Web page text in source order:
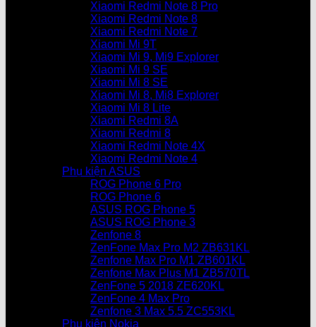
Xiaomi Redmi Note 8 Pro
Xiaomi Redmi Note 8
Xiaomi Redmi Note 7
Xiaomi Mi 9T
Xiaomi Mi 9, Mi9 Explorer
Xiaomi Mi 9 SE
Xiaomi Mi 8 SE
Xiaomi Mi 8, Mi8 Explorer
Xiaomi Mi 8 Lite
Xiaomi Redmi 8A
Xiaomi Redmi 8
Xiaomi Redmi Note 4X
Xiaomi Redmi Note 4
Phụ kiện ASUS
ROG Phone 6 Pro
ROG Phone 6
ASUS ROG Phone 5
ASUS ROG Phone 3
Zenfone 8
ZenFone Max Pro M2 ZB631KL
Zenfone Max Pro M1 ZB601KL
Zenfone Max Plus M1 ZB570TL
ZenFone 5 2018 ZE620KL
ZenFone 4 Max Pro
Zenfone 3 Max 5.5 ZC553KL
Phụ kiện Nokia